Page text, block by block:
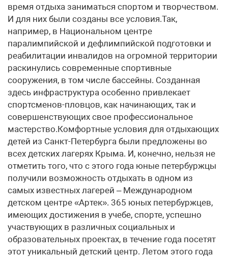
время отдыха заниматься спортом и творчеством.
И для них были созданы все условия.Так,
например, в Национальном центре
паралимпийской и дефлимпийской подготовки и
реабилитации инвалидов на огромной территории
раскинулись современные спортивные
сооружения, в том числе бассейны. Созданная
здесь инфраструктура особенно привлекает
спортсменов-пловцов, как начинающих, так и
совершенствующих свое профессиональное
мастерство.Комфортные условия для отдыхающих
детей из Санкт-Петербурга были предложены во
всех детских лагерях Крыма. И, конечно, нельзя не
отметить того, что с этого года юные петербуржцы
получили возможность отдыхать в одном из
самых известных лагерей – Международном
детском центре «Артек». 365 юных петербуржцев,
имеющих достижения в учебе, спорте, успешно
участвующих в различных социальных и
образовательных проектах, в течение года посетят
этот уникальный детский центр. Летом этого года